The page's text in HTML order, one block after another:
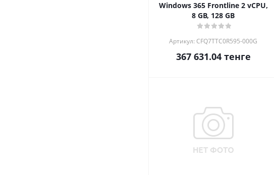
Windows 365 Frontline 2 vCPU,
8 GB, 128 GB
Артикул: CFQ7TTC0R595-000G
367 631.04тенге